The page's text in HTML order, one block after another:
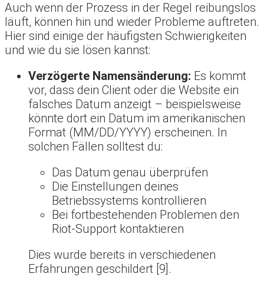
Auch wenn der Prozess in der Regel reibungslos
läuft, können hin und wieder Probleme auftreten.
Hier sind einige der häufigsten Schwierigkeiten
und wie du sie lösen kannst:
Verzögerte Namensänderung: Es kommt
vor, dass dein Client oder die Website ein
falsches Datum anzeigt – beispielsweise
könnte dort ein Datum im amerikanischen
Format (MM/DD/YYYY) erscheinen. In
solchen Fällen solltest du:
Das Datum genau überprüfen
Die Einstellungen deines
Betriebssystems kontrollieren
Bei fortbestehenden Problemen den
Riot-Support kontaktieren
Dies wurde bereits in verschiedenen
Erfahrungen geschildert [9].